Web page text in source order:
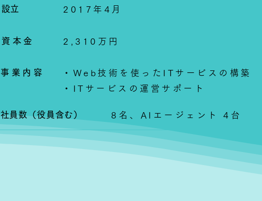
​設立 2017年4月
資本金 2,310万円
事業内容
・Web技術を使ったITサービスの構築
・ITサービスの運営サポート
​社員数（役員含む） 8名、AIエージェント 4台